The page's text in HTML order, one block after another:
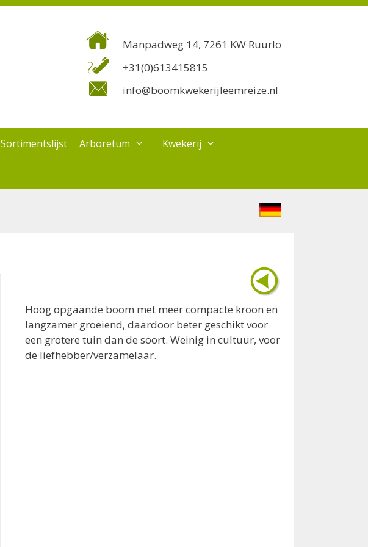
Manpadweg 14, 7261 KW Ruurlo
+31(0)613415815
info@boomkwekerijleemreize.nl
Sortimentslijst Arboretum Kwekerij
Hoog opgaande boom met meer compacte kroon en
langzamer groeiend, daardoor beter geschikt voor
een grotere tuin dan de soort. Weinig in cultuur, voor
de liefhebber/verzamelaar.